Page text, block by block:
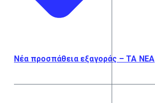
Νέα προσπάθεια εξαγοράς – ΤΑ ΝΕΑ